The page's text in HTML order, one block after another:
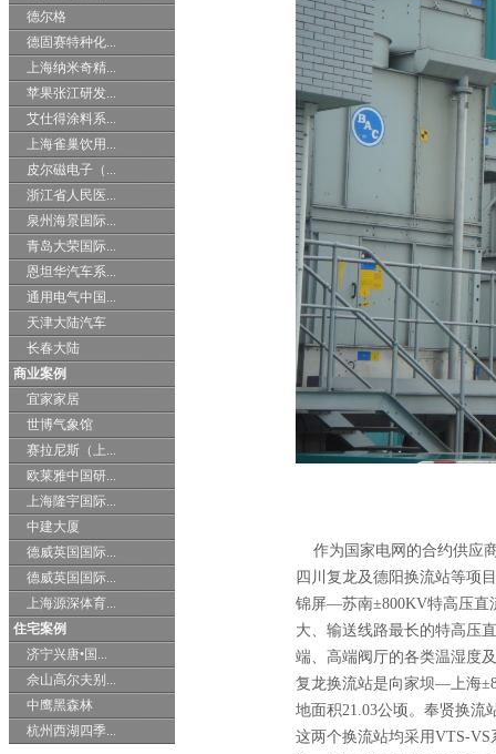
德尔格
德固赛特种化...
上海纳米奇精...
苹果张江研发...
艾仕得涂料系...
上海雀巢饮用...
皮尔磁电子（...
浙江省人民医...
泉州海景国际...
青岛大荣国际...
恩坦华汽车系...
通用电气中国...
天津大陆汽车
长春大陆
商业案例
宜家家居
世博气象馆
赛拉尼斯（上...
欧莱雅中国研...
上海隆宇国际...
中建大厦
德威英国国际...
德威英国国际...
上海源深体育...
住宅案例
济宁兴唐•国...
佘山高尔夫别...
中鹰黑森林
杭州西湖四季...
作为国家电网的合约供应
四川复龙及德阳换流站等项
锦屏—苏南±800KV特高压直
大、输送线路最长的特高压
端、高端阀厅的各类温湿度
复龙换流站是向家坝—上海
地面积21.03公顷。奉贤换流
这两个换流站均采用VTS-